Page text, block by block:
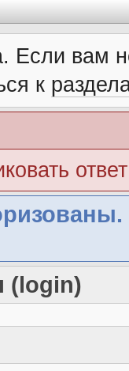
Если вам
к
(login)